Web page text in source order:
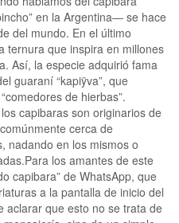
en la Argentina― se hace
del mundo. En el último
ternura que inspira en millones
Así, la especie adquirió fama
guaraní “kapiÿva”, que
de hierbas”.
capibaras son originarios de
cerca de
nadando en los mismos o
los amantes de este
capibara” de WhatsApp, que
a la pantalla de inicio del
aclarar que esto no se trata de